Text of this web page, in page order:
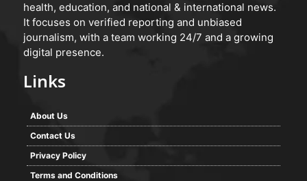
health, education, and national & international news.
It focuses on verified reporting and unbiased
journalism, with a team working 24/7 and a growing
digital presence.
Links
About Us
Contact Us
Privacy Policy
Terms and Conditions